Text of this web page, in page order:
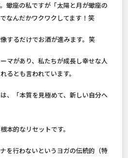
蠍座の私ですが「太陽と月が蠍座の
なんだかワクワクしてます！笑
するだけでお酒が進みます。笑
マがあり、私たちが成長し幸せな人
るとも言われています。
、「本質を見極めて、新しい自分へ
本的なリセットです。
を行わないというヨガの伝統的（特